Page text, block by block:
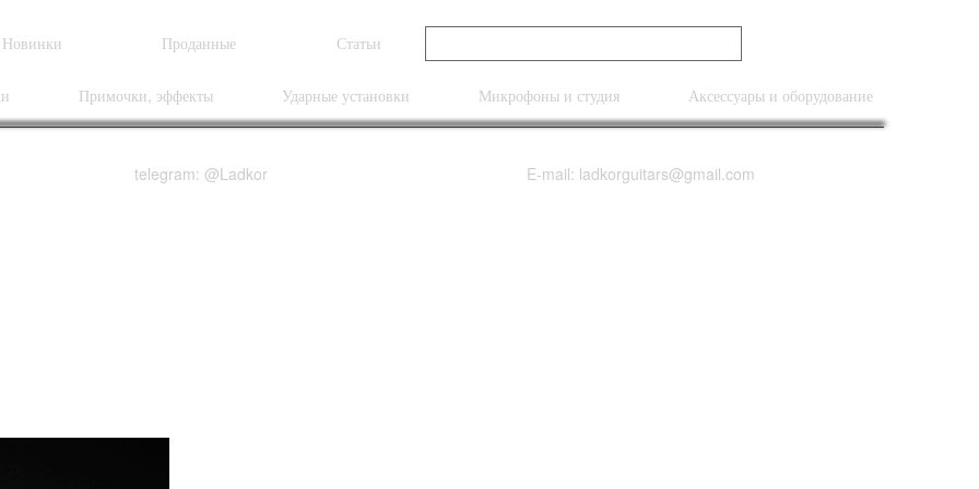
Новинки Проданные Статьи
Примочки, эффекты Ударные установки Микрофоны и студия Аксессуары и оборудование
telegram: @Ladkor E-mail: ladkorguitars@gmail.com